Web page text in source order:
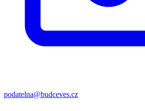
podatelna@budceves.cz